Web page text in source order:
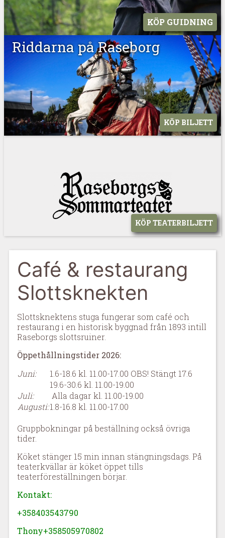
KÖP GUIDNING
Riddarna på Raseborg
KÖP BILJETT
KÖP TEATERBILJETT
Café & restaurang
Slottsknekten
Slottsknektens stuga fungerar som café och
restaurang i en historisk byggnad från 1893 intill
Raseborgs slottsruiner.
Öppethållningstider 2026:
Juni:
1.6-18.6 kl. 11.00-17.00 OBS! Stängt 17.6
19.6-30.6 kl. 11.00-19.00
Juli:
Alla dagar kl. 11.00-19.00
Augusti:1.8-16.8 kl. 11.00-17.00
Gruppbokningar på beställning också övriga
tider.
Köket stänger 15 min innan stängningsdags. På
teaterkvällar är köket öppet tills
teaterföreställningen börjar.
Kontakt:
+358403543790
Thony+358505970802